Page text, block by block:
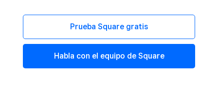
Prueba Square gratis
Habla con el equipo de Square